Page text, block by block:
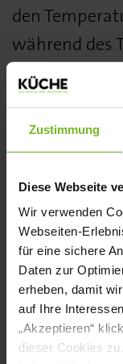
Zustimmung
Diese Webseite
Wir verwenden
Webseiten-
für eine sichere
Daten zur
erheben, damit
auf Ihre
„Akzeptieren“
dieser Cookies
den
während des
schnell
ohne
werden. Alle
zu fünf Jahre
Kontrollen
schriftliche
Weitere